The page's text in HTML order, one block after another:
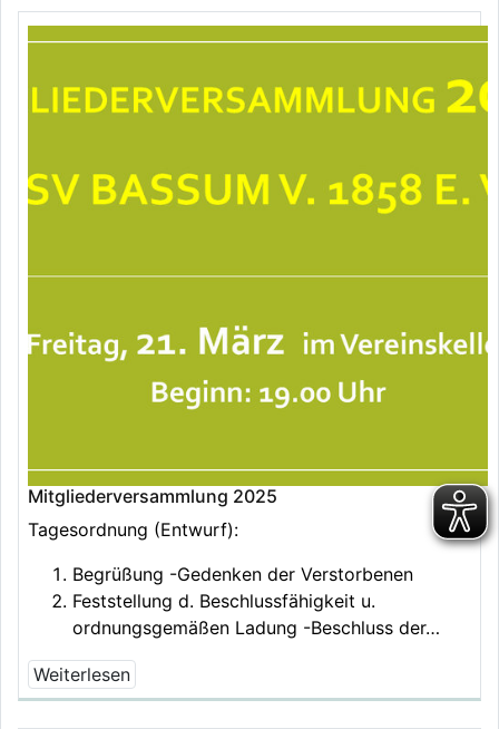
Mitgliederversammlung 2025
Tagesordnung (Entwurf):
Begrüßung -Gedenken der Verstorbenen
Feststellung d. Beschlussfähigkeit u.
ordnungsgemäßen Ladung -Beschluss der…
Weiterlesen